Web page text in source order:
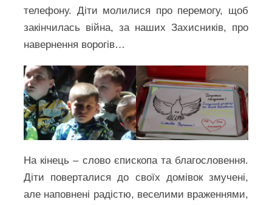
телефону. Діти молилися про перемогу, щоб
закінчилась війна, за наших Захисників, про
навернення ворогів…
На кінець – слово єпископа та благословення.
Діти поверталися до своїх домівок змучені,
але наповнені радістю, веселими враженнями,